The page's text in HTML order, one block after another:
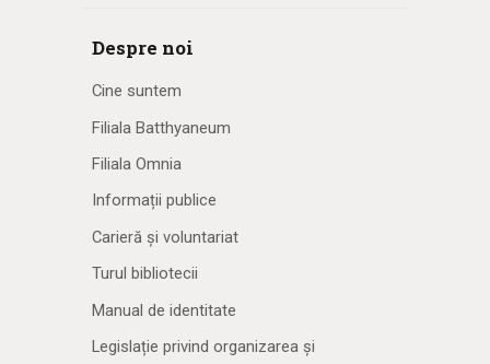
Despre noi
Cine suntem
Filiala Batthyaneum
Filiala Omnia
Informații publice
Carieră și voluntariat
Turul bibliotecii
Manual de identitate
Legislație privind organizarea și